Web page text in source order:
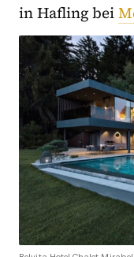
in Hafling bei